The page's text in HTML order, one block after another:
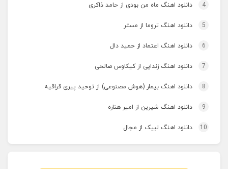
4 دانلود اهنگ ماه من بودی از حامد ذاکری
5 دانلود اهنگ تروما از مستر
6 دانلود اهنگ اعتماد از حمید دال
7 دانلود اهنگ زندایی از کیکاوس صالحی
8 دانلود اهنگ بیمار (هوش مصنوعی) از توحید پیری قراقیه
9 دانلود اهنگ شیرین از امیر هناره
10 دانلود اهنگ لبیک از مجال